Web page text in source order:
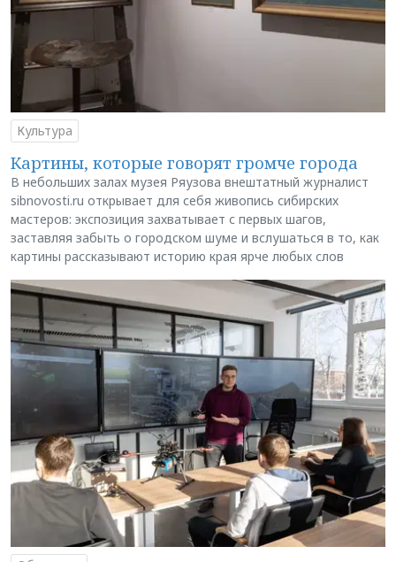
Культура
Картины, которые говорят громче города
В небольших залах музея Ряузова внештатный журналист
sibnovosti.ru открывает для себя живопись сибирских
мастеров: экспозиция захватывает с первых шагов,
заставляя забыть о городском шуме и вслушаться в то, как
картины рассказывают историю края ярче любых слов